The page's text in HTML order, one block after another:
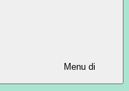
Menu di